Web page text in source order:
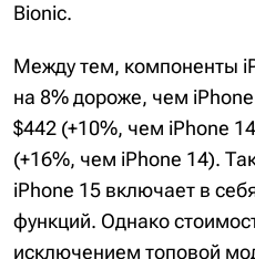
Bionic.
Между тем, компоненты
на 8% дороже, чем
$442 (+10%, чем iPhone
(+16%, чем iPhone 14).
iPhone 15 включает в
функций. Однако
исключением топовой